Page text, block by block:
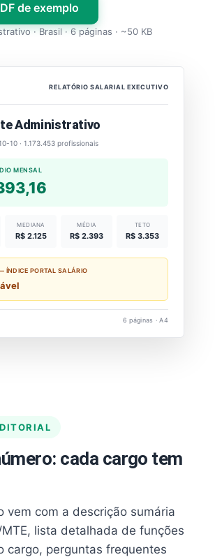
de exemplo
· Brasil · 6 páginas · ~50 KB
RELATÓRIO SALARIAL EXECUTIVO
Administrativo
10 · 1.173.453 profissionais
MENSAL
MEDIANA
R$ 2.125
MÉDIA
R$ 2.393
TETO
R$ 3.353
ÍNDICE PORTAL SALÁRIO
6 páginas · A4
cada cargo tem
vem com a descrição sumária
lista detalhada de funções
cargo, perguntas frequentes